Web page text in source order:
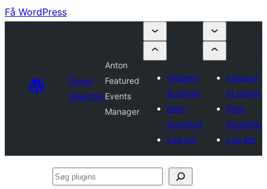
Få WordPress
Plugin
Directory
Anton
Featured
Events
Manager
Indsend
et plugin
Mine
favoritter
Log ind
Indsend
et plugin
Mine
favoritter
Log ind
Søg